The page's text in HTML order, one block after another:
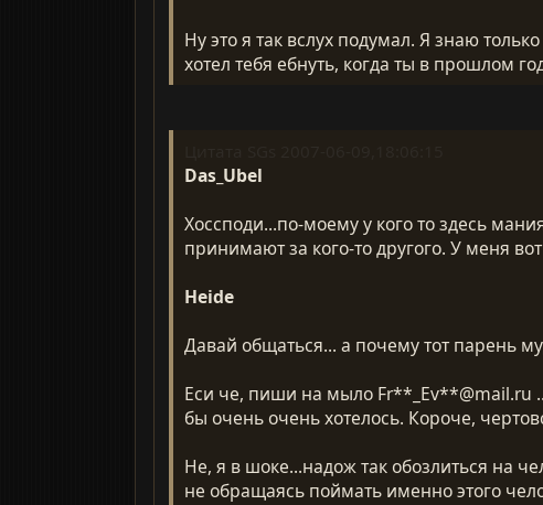
Ну это я так вслух подумал. Я знаю
хотел тебя ебнуть, когда ты в прошлом
Das_Ubel
Хоссподи...по-моему у кого то здесь
принимают за кого-то другого. У меня
Heide
Давай общаться... а почему тот парень
Еси че, пиши на мыло Fr**_Ev**@mail.ru
бы очень очень хотелось. Короче,
Не, я в шоке...надож так обозлиться на
не обращаясь поймать именно этого